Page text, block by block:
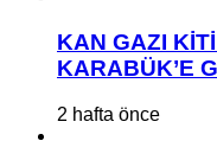
KAN GAZI
KARABÜK’E
2 hafta önce